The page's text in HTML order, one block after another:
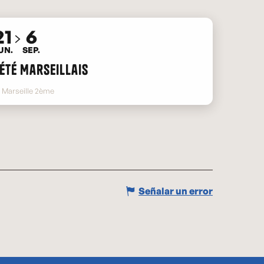
6
SEP.
Marseillais
Marseille 2ème
Señalar un error